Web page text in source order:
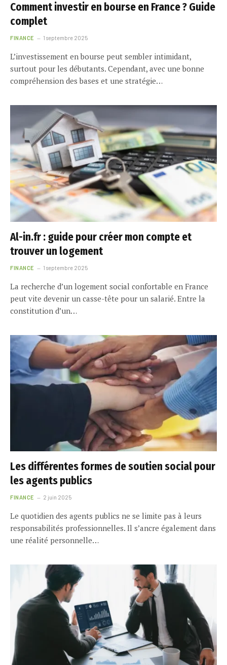
Comment investir en bourse en France ? Guide
complet
FINANCE 1 septembre 2025
L’investissement en bourse peut sembler intimidant,
surtout pour les débutants. Cependant, avec une bonne
compréhension des bases et une stratégie…
Al-in.fr : guide pour créer mon compte et
trouver un logement
FINANCE 1 septembre 2025
La recherche d’un logement social confortable en France
peut vite devenir un casse-tête pour un salarié. Entre la
constitution d’un…
Les différentes formes de soutien social pour
les agents publics
FINANCE 2 juin 2025
Le quotidien des agents publics ne se limite pas à leurs
responsabilités professionnelles. Il s’ancre également dans
une réalité personnelle…